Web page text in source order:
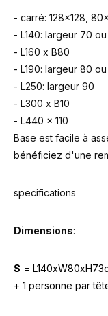
- carré: 128x128,
- L140: largeur 70
- L160 x B80
- L190: largeur 80
- L250: largeur 90
- L300 x B10
- L440 x 110
Base est facile à
bénéficiez d'une
specifications
Dimensions:
S =
+ 1 personne par